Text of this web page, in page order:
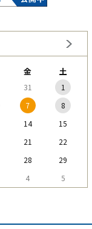
金 土
31
1
7
8
14
15
21
22
28
29
4 5